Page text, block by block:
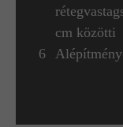
cm közötti